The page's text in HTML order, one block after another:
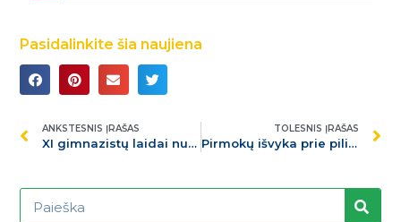
Pasidalinkite šia naujiena
ANKSTESNIS ĮRAŠAS
XI gimnazistų laidai nuskambėjo paskutinis skambutis
TOLESNIS ĮRAŠAS
Pirmokų išvyka prie piliakalnio